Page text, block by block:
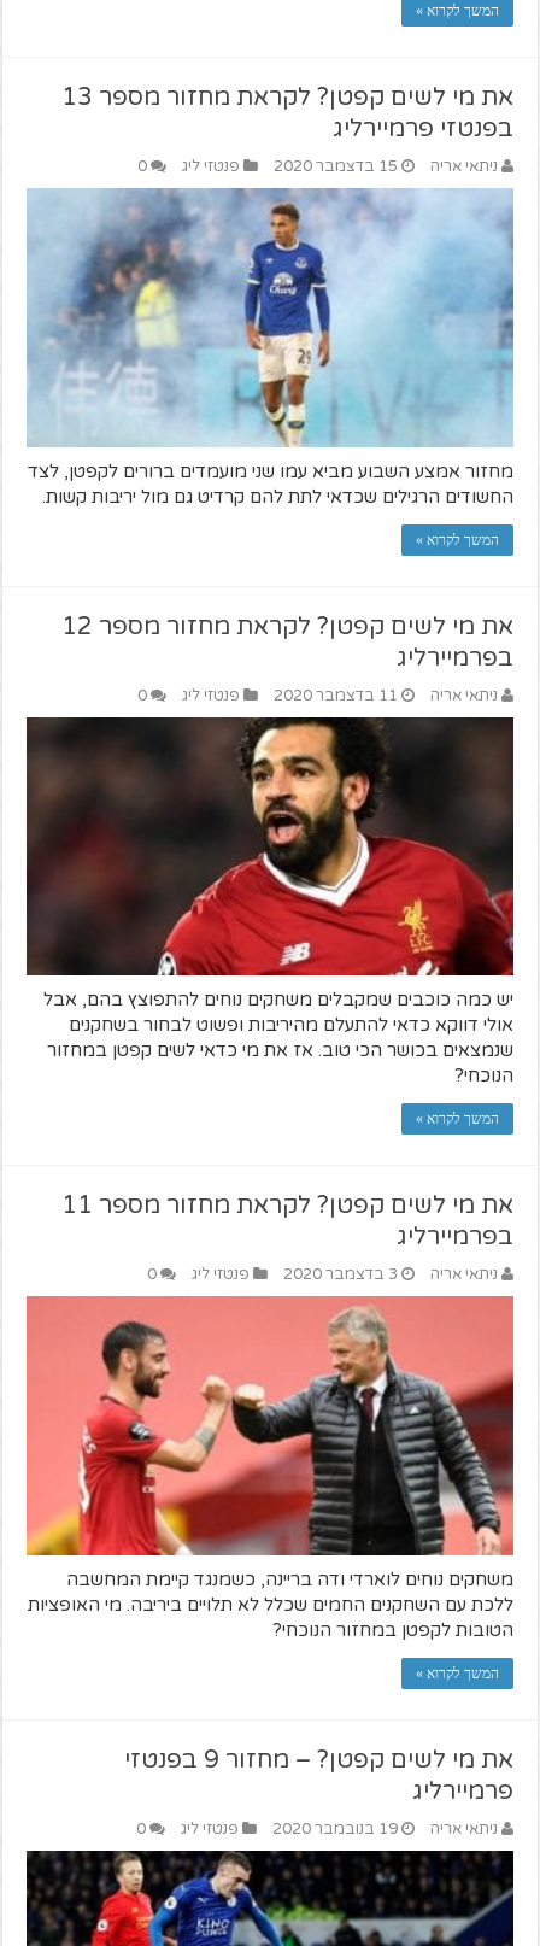
המשך לקרוא »
את מי לשים קפטן? לקראת מחזור מספר 13
בפנטזי פרמיירליג
ניתאי אריה 15 בדצמבר 2020 פנטזי ליג 0
מחזור אמצע השבוע מביא עמו שני מועמדים ברורים לקפטן, לצד
החשודים הרגילים שכדאי לתת להם קרדיט גם מול יריבות קשות.
המשך לקרוא »
את מי לשים קפטן? לקראת מחזור מספר 12
בפרמיירליג
ניתאי אריה 11 בדצמבר 2020 פנטזי ליג 0
יש כמה כוכבים שמקבלים משחקים נוחים להתפוצץ בהם, אבל
אולי דווקא כדאי להתעלם מהיריבות ופשוט לבחור בשחקנים
שנמצאים בכושר הכי טוב. אז את מי כדאי לשים קפטן במחזור
הנוכחי?
המשך לקרוא »
את מי לשים קפטן? לקראת מחזור מספר 11
בפרמיירליג
ניתאי אריה 3 בדצמבר 2020 פנטזי ליג 0
משחקים נוחים לוארדי ודה בריינה, כשמנגד קיימת המחשבה
ללכת עם השחקנים החמים שכלל לא תלויים ביריבה. מי האופציות
הטובות לקפטן במחזור הנוכחי?
המשך לקרוא »
את מי לשים קפטן? – מחזור 9 בפנטזי
פרמיירליג
ניתאי אריה 19 בנובמבר 2020 פנטזי ליג 0